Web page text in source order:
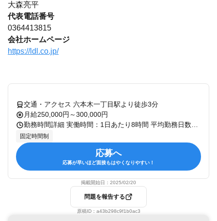
大森亮平
代表電話番号
0364413815
会社ホームページ
https://ldl.co.jp/
交通・アクセス 六本木一丁目駅より徒歩3分
月給250,000円～300,000円
固定時間制
応募へ
応募が早いほど面接もはやくなりやすい！
掲載開始日： 2025/02/20
問題を報告する
原稿ID： a43b298c9f1b0ac3